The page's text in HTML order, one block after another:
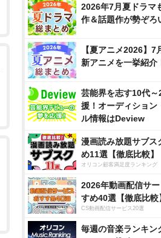
2026年7月夏ドラマ
作＆話題作が勢ぞろ
【夏アニメ2026】7
新アニメを一挙紹介
芸能界を志す10代～
援！オーディション
ル情報はDeview
漫画読み放題サブス
め11選【徹底比較】
オリコン顧客満足度ランキング
2026年動画配信サ
すめ40選【徹底比較
CS動画配信サービス20選
毎週の音楽ランキン